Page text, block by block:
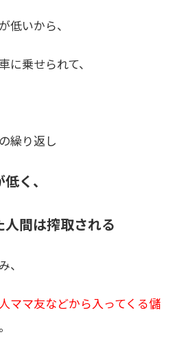
低いから、
に乗せられて、
繰り返し
く、
間は搾取される
ママ友などから入ってくる儲
。